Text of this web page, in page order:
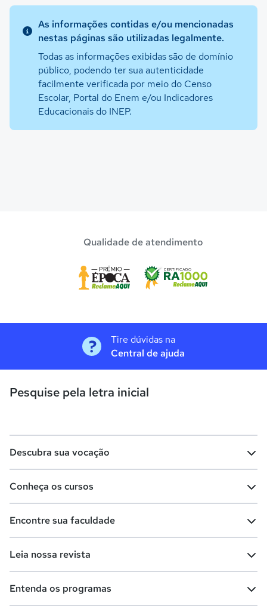
As informações contidas e/ou mencionadas
nestas páginas são utilizadas legalmente.
Todas as informações exibidas são de domínio
público, podendo ter sua autenticidade
facilmente verificada por meio do Censo
Escolar, Portal do Enem e/ou Indicadores
Educacionais do INEP.
Qualidade de atendimento
Tire dúvidas na
Central de ajuda
Pesquise pela letra inicial
Descubra sua vocação
Conheça os cursos
Cursos técnicos
Encontre sua faculdade
Comunidade Quero
Leia nossa revista
Entenda os programas